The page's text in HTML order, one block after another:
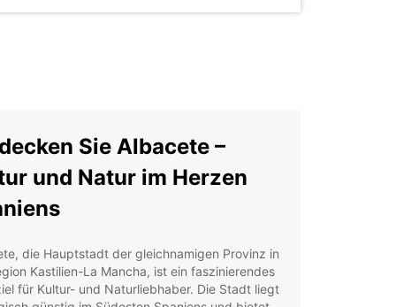
Sie Albacete –
und Natur im Herzen
die Hauptstadt der gleichnamigen Provinz in
Kastilien-La Mancha, ist ein faszinierendes
für Kultur- und Naturliebhaber. Die Stadt liegt